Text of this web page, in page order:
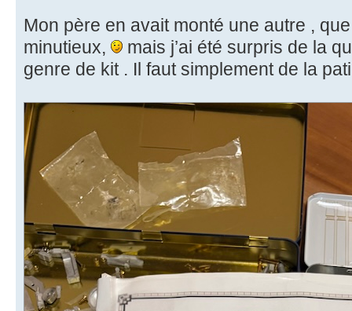
Mon père en avait monté une autre ,
minutieux,
mais j’ai été surpris de la
genre de kit . Il faut simplement de la